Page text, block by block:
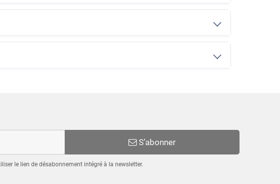
S’abonner
le lien de désabonnement intégré à la newsletter.